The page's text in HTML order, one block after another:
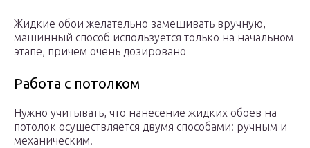
Жидкие обои желательно замешивать вручную,
машинный способ используется только на начальном
этапе, причем очень дозировано
Работа с потолком
Нужно учитывать, что нанесение жидких обоев на
потолок осуществляется двумя способами: ручным и
механическим.